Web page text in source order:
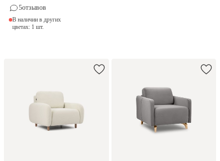
5отзывов
В наличии в других
цветах: 1 шт.